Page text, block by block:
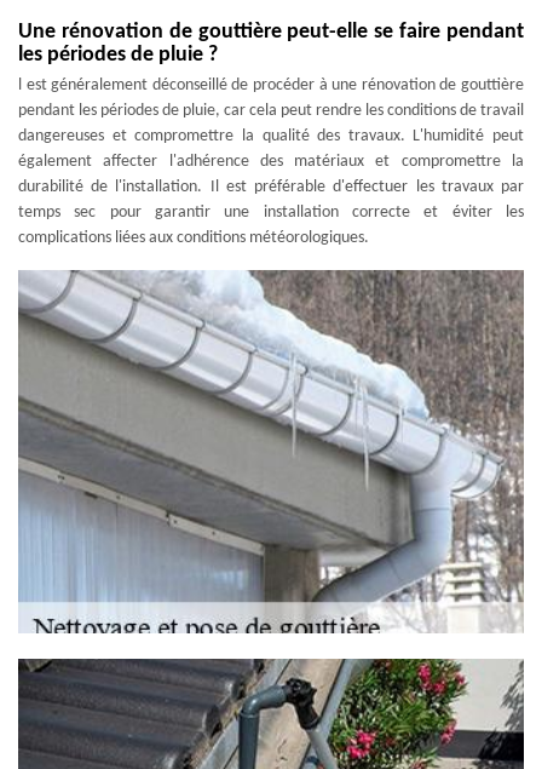
Une rénovation de gouttière peut-elle se faire pendant
les périodes de pluie ?
l est généralement déconseillé de procéder à une rénovation de gouttière
pendant les périodes de pluie, car cela peut rendre les conditions de travail
dangereuses et compromettre la qualité des travaux. L'humidité peut
également affecter l'adhérence des matériaux et compromettre la
durabilité de l'installation. Il est préférable d'effectuer les travaux par
temps sec pour garantir une installation correcte et éviter les
complications liées aux conditions météorologiques.